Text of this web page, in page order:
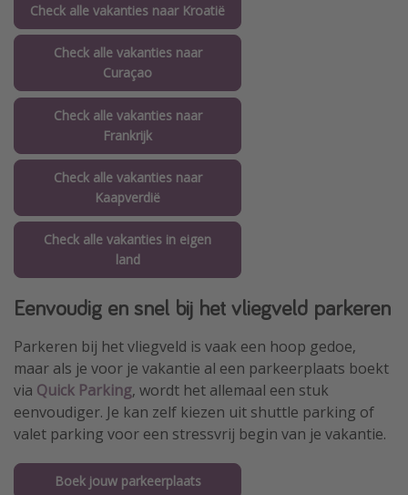
Check alle vakanties naar Kroatië
Check alle vakanties naar
Curaçao
Check alle vakanties naar
Frankrijk
Check alle vakanties naar
Kaapverdië
Check alle vakanties in eigen
land
Eenvoudig en snel bij het vliegveld parkeren
Parkeren bij het vliegveld is vaak een hoop gedoe,
maar als je voor je vakantie al een parkeerplaats boekt
via Quick Parking, wordt het allemaal een stuk
eenvoudiger. Je kan zelf kiezen uit shuttle parking of
valet parking voor een stressvrij begin van je vakantie.
Boek jouw parkeerplaats